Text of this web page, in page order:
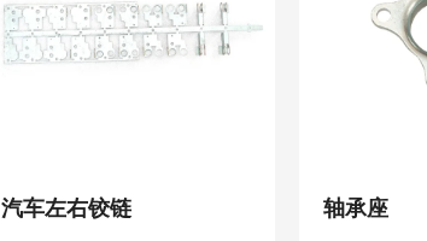
汽车左右铰链 轴承座